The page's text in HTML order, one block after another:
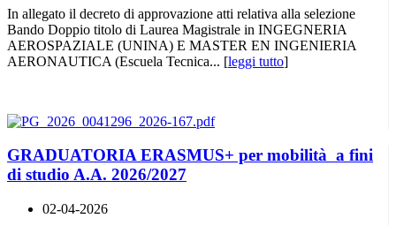
In allegato il decreto di approvazione atti relativa alla selezione
Bando Doppio titolo di Laurea Magistrale in INGEGNERIA
AEROSPAZIALE (UNINA) E MASTER EN INGENIERIA
AERONAUTICA (Escuela Tecnica... [leggi tutto]
GRADUATORIA ERASMUS+ per mobilità a fini
di studio A.A. 2026/2027
02-04-2026